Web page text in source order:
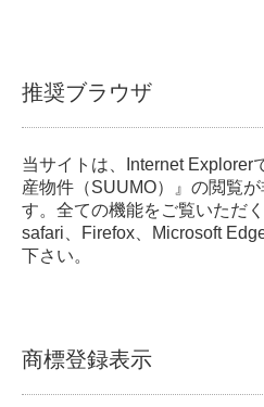
推奨ブラウザ
当サイトは、Internet Explorer
産物件（SUUMO）』の閲覧
す。全ての機能をご覧いただ
safari、Firefox、Microsoft
下さい。
商標登録表示